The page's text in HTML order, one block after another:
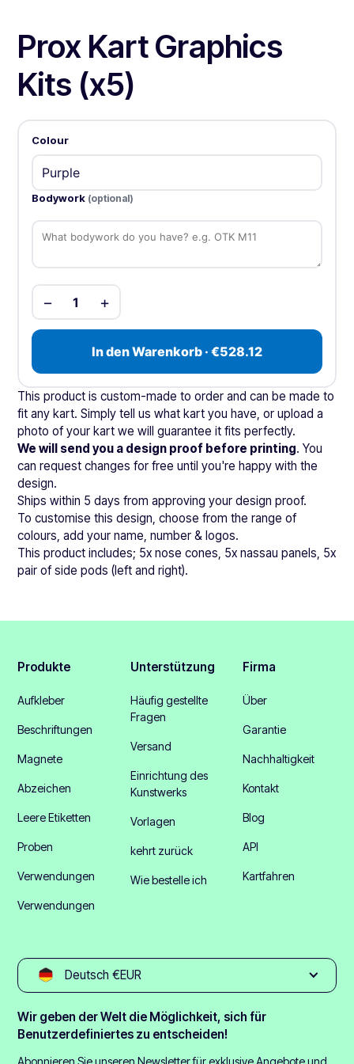
Prox Kart Graphics
Kits (x5)
Colour
Bodywork (optional)
− 1 +
In den Warenkorb · €528.12
This product is custom-made to order and can be made to
fit any kart. Simply tell us what kart you have, or upload a
photo of your kart we will guarantee it fits perfectly.
We will send you a design proof before printing. You
can request changes for free until you're happy with the
design.
Ships within 5 days from approving your design proof.
To customise this design, choose from the range of
colours, add your name, number & logos.
This product includes; 5x nose cones, 5x nassau panels, 5x
pair of side pods (left and right).
Produkte
Aufkleber
Beschriftungen
Magnete
Abzeichen
Leere Etiketten
Proben
Verwendungen
Verwendungen
Unterstützung
Häufig gestellte
Fragen
Versand
Einrichtung des
Kunstwerks
Vorlagen
kehrt zurück
Wie bestelle ich
Firma
Über
Garantie
Nachhaltigkeit
Kontakt
Blog
API
Kartfahren
Deutsch €EUR
Wir geben der Welt die Möglichkeit, sich für
Benutzerdefiniertes zu entscheiden!
Abonnieren Sie unseren Newsletter für exklusive Angebote und